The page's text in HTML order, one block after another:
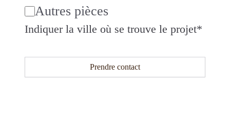
Autres pièces
Indiquer la ville où se trouve le projet*